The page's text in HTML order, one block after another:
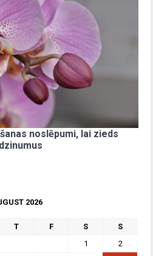
noslēpumi, lai zieds
2026
T F S
S
1
2